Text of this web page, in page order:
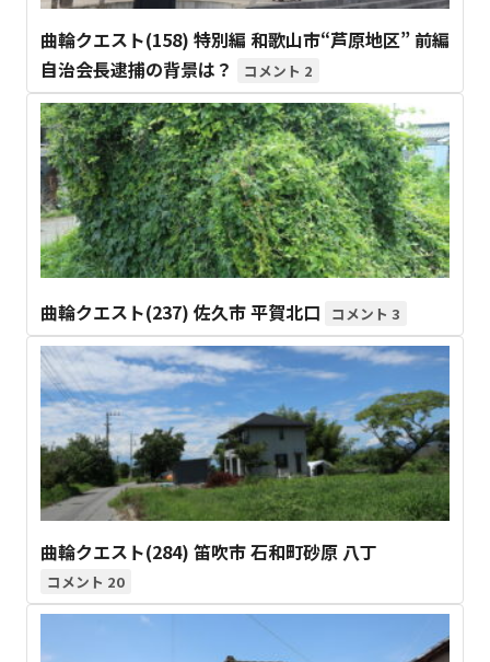
曲輪クエスト(158) 特別編 和歌山市“芦原地区” 前編
自治会長逮捕の背景は？
2
曲輪クエスト(237) 佐久市 平賀北口 3
曲輪クエスト(284) 笛吹市 石和町砂原 八丁
20